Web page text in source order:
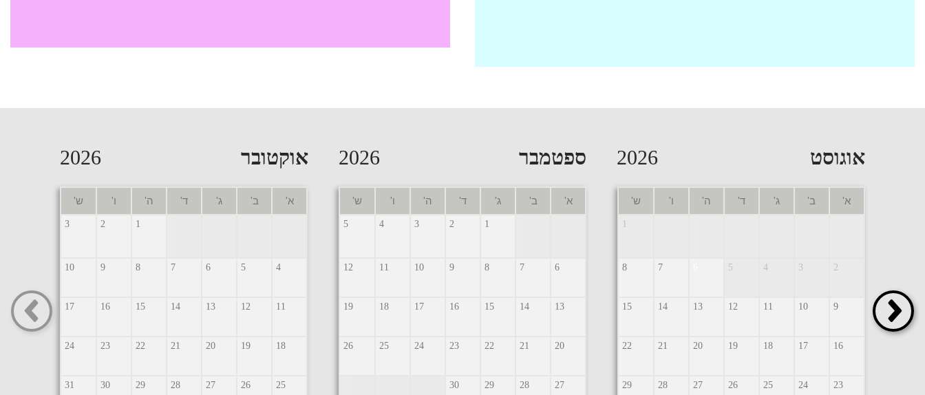
אוגוסט 2026
א' ב' ג' ד' ה' ו' ש'
2
3
4
5
7
8
9
10
11
12
13
14
15
16
17
18
19
20
21
22
23
24
25
26
27
28
29
ספטמבר 2026
א' ב' ג' ד' ה' ו' ש'
1
2
3
4
5
6
7
8
9
10
11
12
13
14
15
16
17
18
19
20
21
22
23
24
25
26
27
28
29
30
אוקטובר 2026
א' ב' ג' ד' ה' ו' ש'
1
2
3
4
5
6
7
8
9
10
11
12
13
14
15
16
17
18
19
20
21
22
23
24
25
26
27
28
29
30
31